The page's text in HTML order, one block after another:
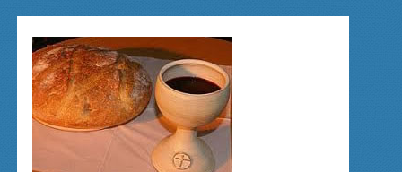
QUATRE
TEMPS…